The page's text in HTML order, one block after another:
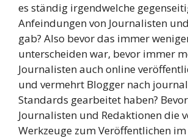
es ständig irgendwelche
Anfeindungen von Journalisten
gab? Also bevor das immer
unterscheiden war, bevor immer
Journalisten auch online
und vermehrt Blogger nach
Standards gearbeitet haben?
Journalisten und Redaktionen die
Werkzeuge zum Veröffentlichen